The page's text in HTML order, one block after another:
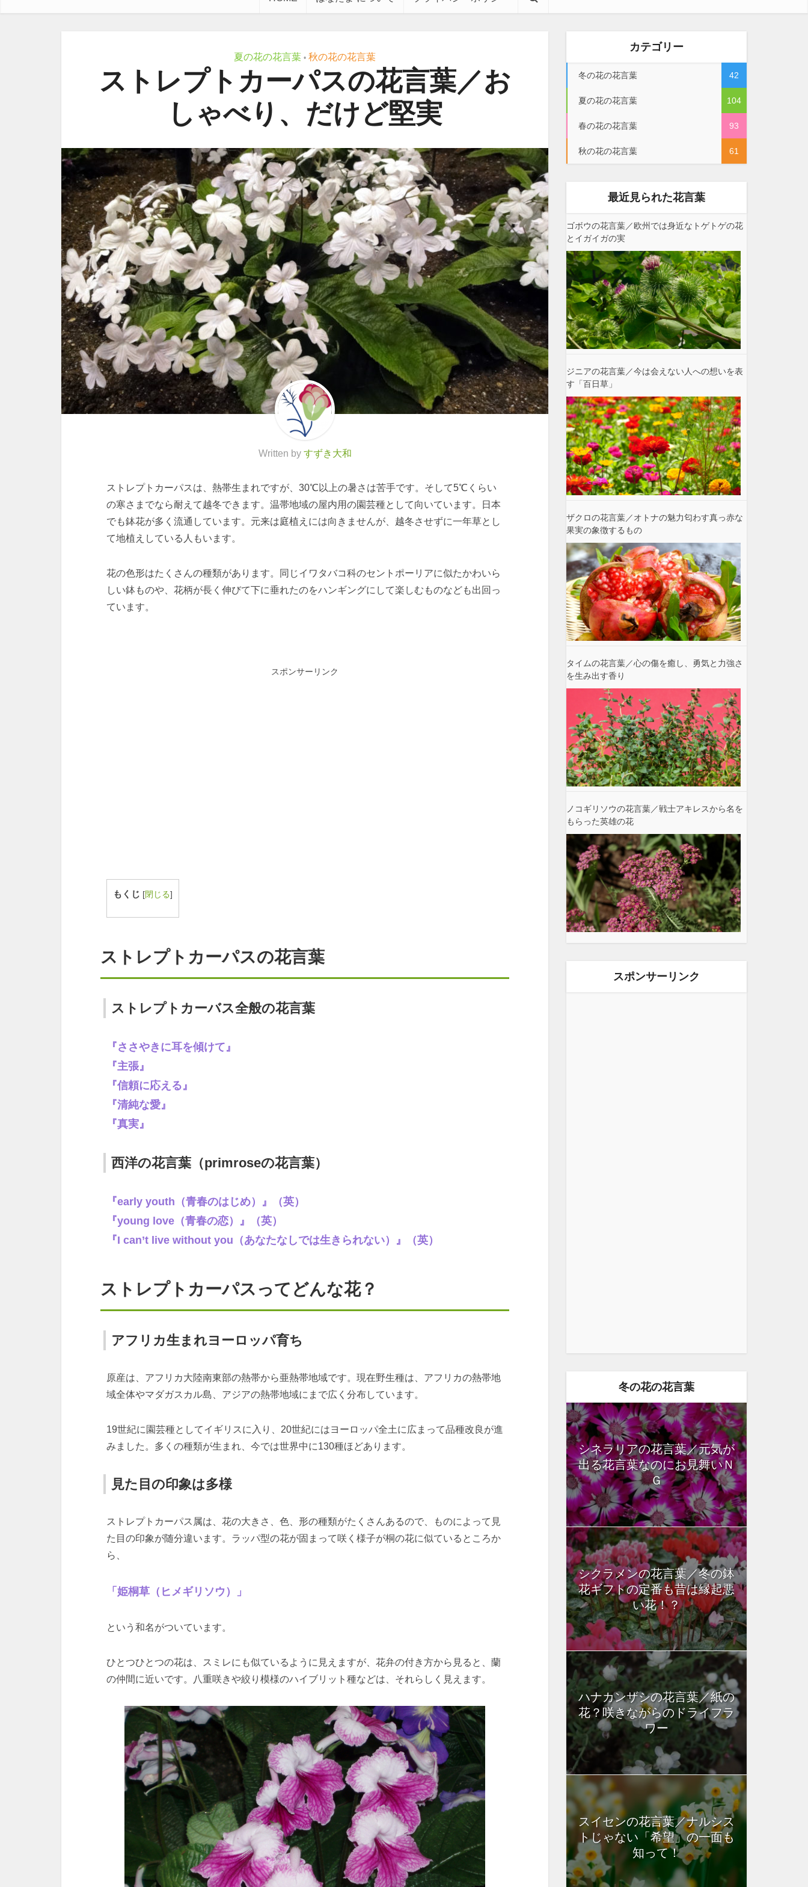
夏の花の花言葉 • 秋の花の花言葉
ストレプトカーパスの花言葉／お
しゃべり、だけど堅実
Written by すずき大和
ストレプトカーパスは、熱帯生まれですが、30℃以上の暑さは苦手です。そして5℃くらい
の寒さまでなら耐えて越冬できます。温帯地域の屋内用の園芸種として向いています。日本
でも鉢花が多く流通しています。元来は庭植えには向きませんが、越冬させずに一年草とし
て地植えしている人もいます。
花の色形はたくさんの種類があります。同じイワタバコ科のセントポーリアに似たかわいら
しい鉢ものや、花柄が長く伸びて下に垂れたのをハンギングにして楽しむものなども出回っ
ています。
スポンサーリンク
もくじ [閉じる]
ストレプトカーパスの花言葉
ストレプトカーバス全般の花言葉
『ささやきに耳を傾けて』
『主張』
『信頼に応える』
『清純な愛』
『真実』
西洋の花言葉（primroseの花言葉）
『early youth（青春のはじめ）』（英）
『young love（青春の恋）』（英）
『I can’t live without you（あなたなしでは生きられない）』（英）
ストレプトカーパスってどんな花？
アフリカ生まれヨーロッパ育ち
原産は、アフリカ大陸南東部の熱帯から亜熱帯地域です。現在野生種は、アフリカの熱帯地
域全体やマダガスカル島、アジアの熱帯地域にまで広く分布しています。
19世紀に園芸種としてイギリスに入り、20世紀にはヨーロッパ全土に広まって品種改良が進
みました。多くの種類が生まれ、今では世界中に130種ほどあります。
見た目の印象は多様
ストレプトカーパス属は、花の大きさ、色、形の種類がたくさんあるので、ものによって見
た目の印象が随分違います。ラッパ型の花が固まって咲く様子が桐の花に似ているところか
ら、
「姫桐草（ヒメギリソウ）」
という和名がついています。
ひとつひとつの花は、スミレにも似ているように見えますが、花弁の付き方から見ると、蘭
の仲間に近いです。八重咲きや絞り模様のハイブリット種などは、それらしく見えます。
カテゴリー
冬の花の花言葉 42
夏の花の花言葉 104
春の花の花言葉 93
秋の花の花言葉 61
最近見られた花言葉
ゴボウの花言葉／欧州では身近なトゲトゲの花
とイガイガの実
ジニアの花言葉／今は会えない人への想いを表
す「百日草」
ザクロの花言葉／オトナの魅力匂わす真っ赤な
果実の象徴するもの
タイムの花言葉／心の傷を癒し、勇気と力強さ
を生み出す香り
ノコギリソウの花言葉／戦士アキレスから名を
もらった英雄の花
スポンサーリンク
冬の花の花言葉
シネラリアの花言葉／元気が
出る花言葉なのにお見舞いＮ
Ｇ
シクラメンの花言葉／冬の鉢
花ギフトの定番も昔は縁起悪
い花！？
ハナカンザシの花言葉／紙の
花？咲きながらのドライフラ
ワー
スイセンの花言葉／ナルシス
トじゃない「希望」の一面も
知って！